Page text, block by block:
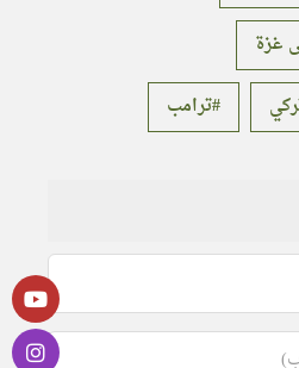
غزة
ترامب